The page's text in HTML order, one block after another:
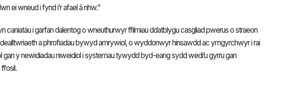
ei wneud i fynd i’r afael â nhw.”
caniatáu i garfan dalentog o wneuthurwyr ffilmiau ddatblygu casgliad pwerus o straeon
a phrofiadau bywyd amrywiol, o wyddonwyr hinsawdd ac ymgyrchwyr i rai
gan y newidiadau niweidiol i systemau tywydd byd-eang sydd wedi’u gyrru gan